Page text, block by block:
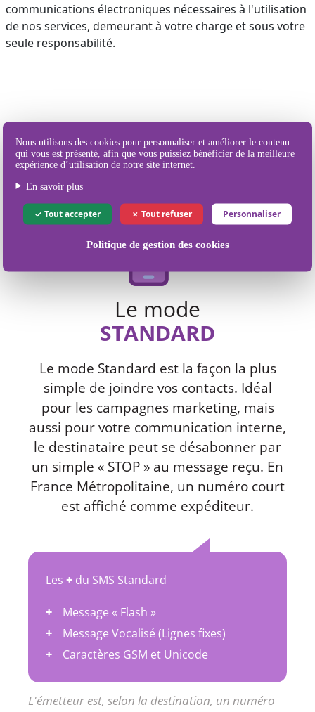
Nous utilisons des cookies pour personnaliser et améliorer le contenu
qui vous est présenté, afin que vous puissiez bénéficier de la meilleure
expérience d’utilisation de notre site internet.
En savoir plus
Tout accepter Tout refuser Personnaliser
Politique de gestion des cookies
communications électroniques nécessaires à l'utilisation
de nos services, demeurant à votre charge et sous votre
seule responsabilité.
Nos différents
modes d'envoi de SMS
Le mode
STANDARD
Le mode Standard est la façon la plus
simple de joindre vos contacts. Idéal
pour les campagnes marketing, mais
aussi pour votre communication interne,
le destinataire peut se désabonner par
un simple « STOP » au message reçu. En
France Métropolitaine, un numéro court
est affiché comme expéditeur.
Les + du SMS Standard
Message « Flash »
Message Vocalisé (Lignes fixes)
Caractères GSM et Unicode
L'émetteur est, selon la destination, un numéro